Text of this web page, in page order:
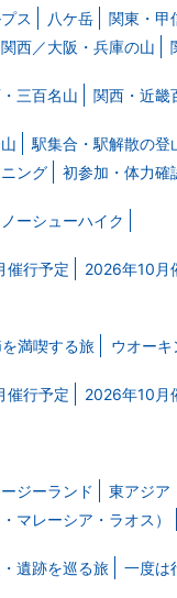
ス 八ケ岳 関東・甲
関西／大阪・兵庫の山
三百名山 関西・近畿
駅集合・駅解散の登
ング 初参加・体力確
ーシューハイク
催行予定 2026年10月
満喫する旅 ウオーキ
催行予定 2026年10月
ジーランド
東アジア
マレーシア・ラオス）
遺跡を巡る旅 一度は